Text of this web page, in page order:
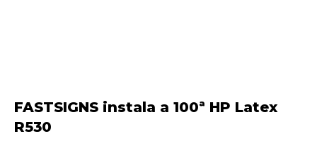
FASTSIGNS instala a 100ª HP Latex
R530